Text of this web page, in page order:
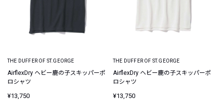
THE DUFFER OF ST.GEORGE
AirflexDry ヘビー鹿の子スキッパーポ
ロシャツ
¥13,750
THE DUFFER OF ST.GEORGE
AirflexDry ヘビー鹿の子スキッパーポ
ロシャツ
¥13,750